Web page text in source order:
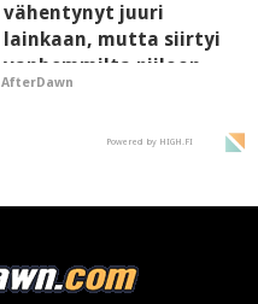
vähentynyt juuri
lainkaan, mutta siirtyi
vanhemmilta piiloon
AfterDawn
Powered by HIGH.FI